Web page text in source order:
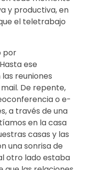
y productiva, en
el teletrabajo
por
ese
reuniones
De repente,
o e-
a través de una
en la casa
casas y las
una sonrisa de
otro lado estaba